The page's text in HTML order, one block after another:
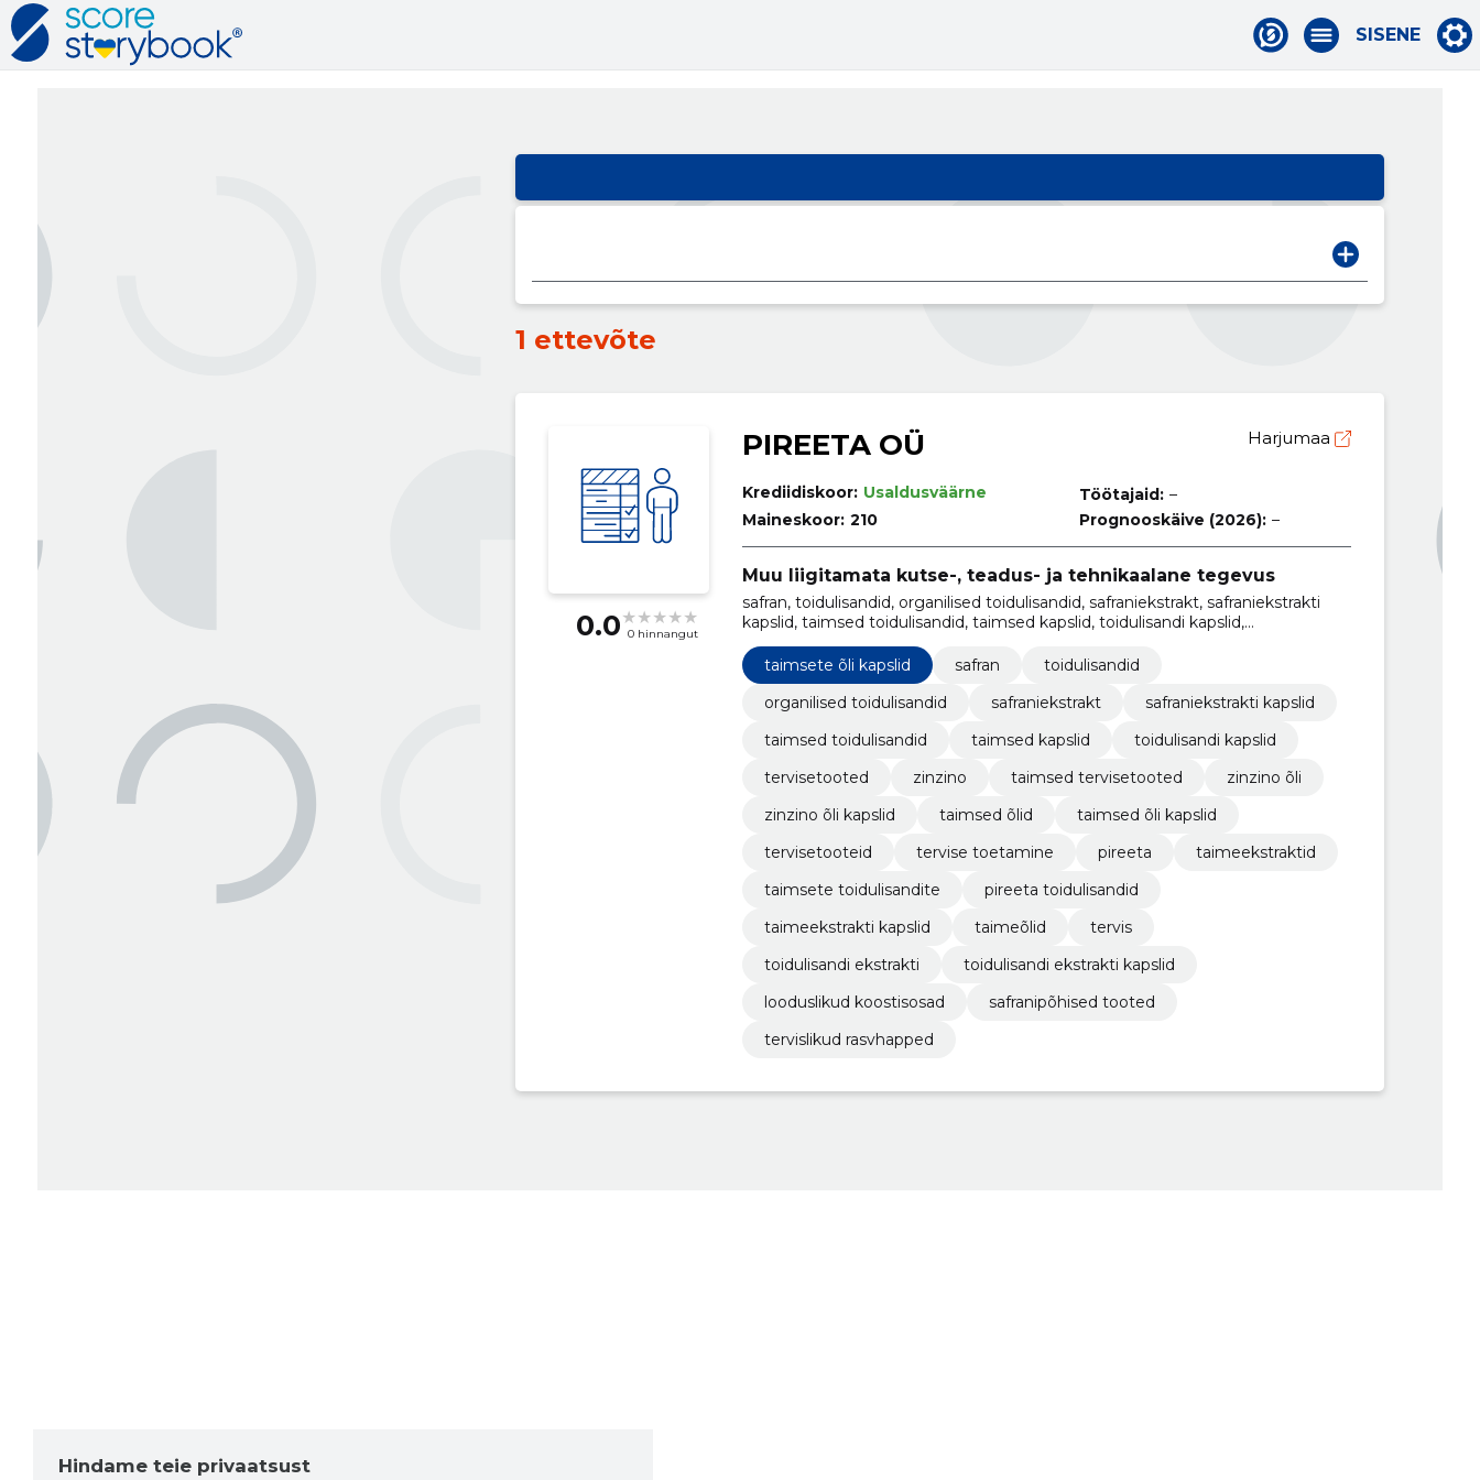
SISENE
1 ettevõte
0.0 0 hinnangut
PIREETA OÜ Harjumaa
Krediidiskoor: Usaldusväärne
Maineskoor: 210
Töötajaid: –
Prognooskäive (2026): –
Muu liigitamata kutse-, teadus- ja tehnikaalane tegevus
safran, toidulisandid, organilised toidulisandid, safraniekstrakt, safraniekstrakti
kapslid, taimsed toidulisandid, taimsed kapslid, toidulisandi kapslid,
tervisetooted, zinzino
taimsete õli kapslid
safran
toidulisandid
organilised toidulisandid
safraniekstrakt
safraniekstrakti kapslid
taimsed toidulisandid
taimsed kapslid
toidulisandi kapslid
tervisetooted
zinzino taimsed tervisetooted
zinzino õli
zinzino õli kapslid
taimsed õlid
taimsed õli kapslid
tervisetooteid
tervise toetamine pireeta
taimeekstraktid
taimsete toidulisandite
pireeta toidulisandid
taimeekstrakti kapslid
taimeõlid
tervis
toidulisandi ekstrakti
toidulisandi ekstrakti kapslid
looduslikud koostisosad
safranipõhised tooted
tervislikud rasvhapped
Hindame teie privaatsust